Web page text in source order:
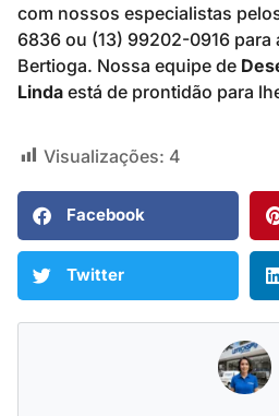
com nossos especialistas
6836 ou (13) 99202-0916 para
Bertioga. Nossa equipe de
Linda está de prontidão para
Visualizações: 4
Facebook
Twitter